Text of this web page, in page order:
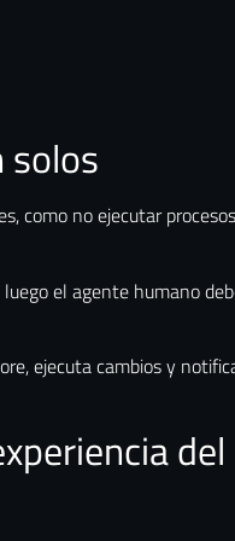
solos
como no ejecutar
el agente humano
ejecuta cambios y